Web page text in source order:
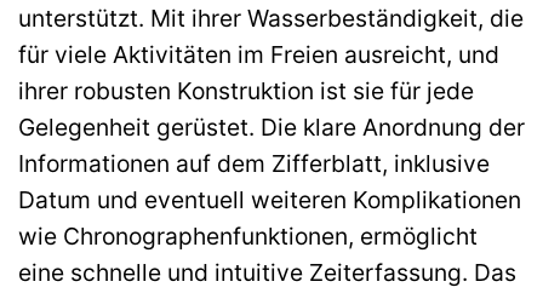
unterstützt. Mit ihrer Wasserbeständigkeit, die
für viele Aktivitäten im Freien ausreicht, und
ihrer robusten Konstruktion ist sie für jede
Gelegenheit gerüstet. Die klare Anordnung der
Informationen auf dem Zifferblatt, inklusive
Datum und eventuell weiteren Komplikationen
wie Chronographenfunktionen, ermöglicht
eine schnelle und intuitive Zeiterfassung. Das